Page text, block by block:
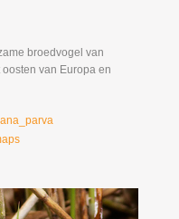
broedvogel van
van Europa en